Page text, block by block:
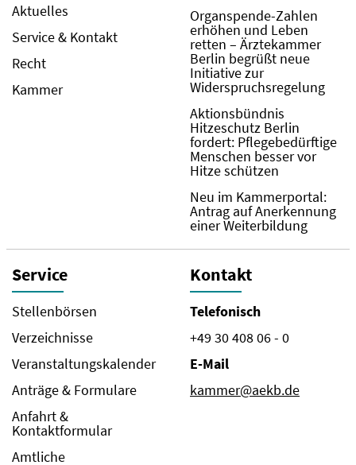
Aktuelles
Service & Kontakt
Recht
Kammer
Organspende-Zahlen
erhöhen und Leben
retten – Ärztekammer
Berlin begrüßt neue
Initiative zur
Widerspruchsregelung
Aktionsbündnis
Hitzeschutz Berlin
fordert: Pflegebedürftige
Menschen besser vor
Hitze schützen
Neu im Kammerportal:
Antrag auf Anerkennung
einer Weiterbildung
Service
Stellenbörsen
Verzeichnisse
Veranstaltungskalender
Anträge & Formulare
Anfahrt &
Kontaktformular
Amtliche
Kontakt
Telefonisch
+49 30 408 06 - 0
E-Mail
kammer@aekb.de